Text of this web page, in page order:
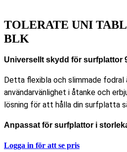
TOLERATE UNI
BLK
Universellt skydd för surfplattor
Detta flexibla och slimmade fodral
användarvänlighet i åtanke och
lösning för att hålla din surfplatta
Anpassat för surfplattor i
Logga in för att se pris